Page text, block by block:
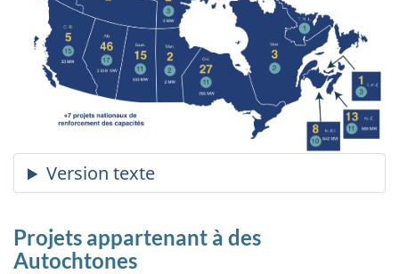
Projets appartenant à des
Autochtones